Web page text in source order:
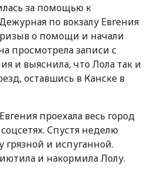
за помощью к
по вокзалу Евгения
о помощи и начали
просмотрела записи с
и выяснила, что Лола так и
оставшись в Канске в
проехала весь город
Спустя неделю
и испуганной.
и накормила Лолу.